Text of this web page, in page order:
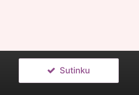
Sutinku